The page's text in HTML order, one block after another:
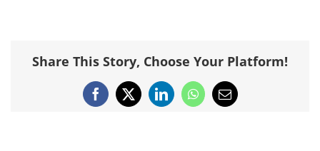
Share This Story, Choose Your Platform!
Facebook
X LinkedInWhatsApp
Email